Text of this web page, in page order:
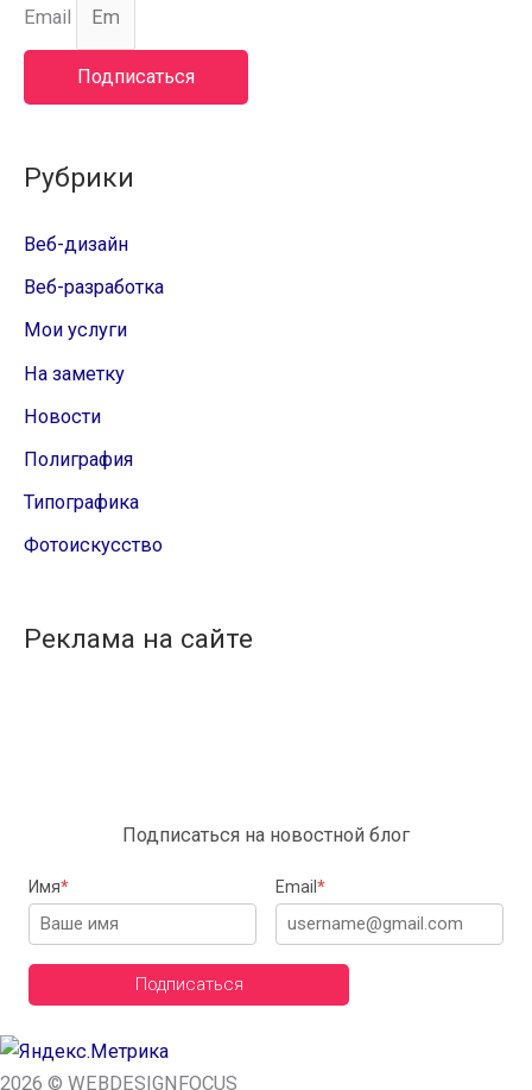
Email
Подписаться
Рубрики
Веб-дизайн
Веб-разработка
Мои услуги
На заметку
Новости
Полиграфия
Типографика
Фотоискусство
Реклама на сайте
Подписаться на новостной блог
Имя* Email *
Подписаться
2026 © WEBDESIGNFOCUS